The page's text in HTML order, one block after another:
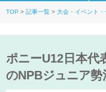
TOP 記事一覧 大会・イベント・
ポニーU12日本
のNPBジュニア